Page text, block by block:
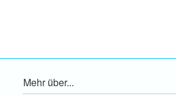
Mehr über...